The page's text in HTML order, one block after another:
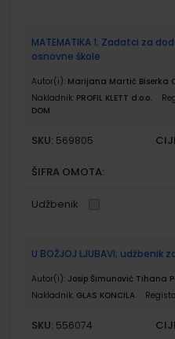
MATEMATIKA 1; Zadatci za
osnovne škole
Autor(i): Marijana Martić Biserka
Nakladnik: PROFIL KLETT d.o.o.
DOM
SKU: 569805
ŠIFRA OMOTA:
Udžbenik
U BOŽJOJ LJUBAVI; udžbenik
Autor(i): Josip Šimunović Tihana
Nakladnik: GLAS KONCILA
SKU: 556074